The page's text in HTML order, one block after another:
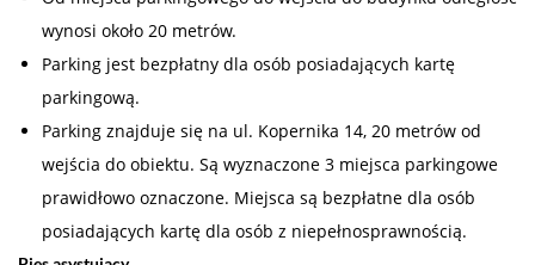
wynosi około 20 metrów.
Parking jest bezpłatny dla osób posiadających kartę
parkingową.
Parking znajduje się na ul. Kopernika 14, 20 metrów od
wejścia do obiektu. Są wyznaczone 3 miejsca parkingowe
prawidłowo oznaczone. Miejsca są bezpłatne dla osób
posiadających kartę dla osób z niepełnosprawnością.